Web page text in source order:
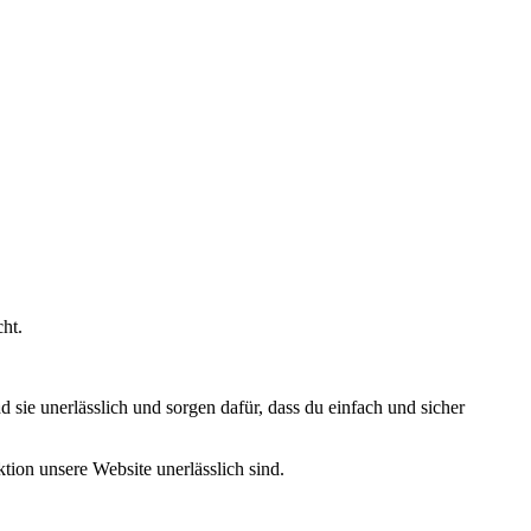
unerlässlich und sorgen dafür, dass du einfach und sicher
unsere Website unerlässlich sind.